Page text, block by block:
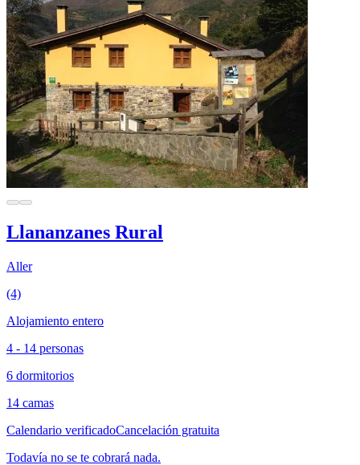
Llananzanes Rural
Aller
(4)
Alojamiento entero
4 - 14 personas
6 dormitorios
14 camas
Calendario verificadoCancelación gratuita
Todavía no se te cobrará nada.